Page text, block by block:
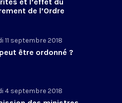
de l’Ordre
11 septembre 2018
être ordonné ?
4 septembre 2018